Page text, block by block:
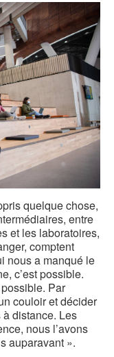
quelque chose,
entre
et les laboratoires,
comptent
nous a manqué le
c’est possible.
Par
couloir et décider
à distance. Les
nous l’avons
auparavant ».